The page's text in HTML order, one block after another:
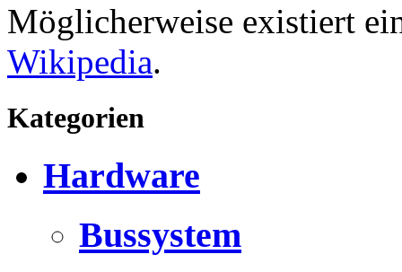
Möglicherweise existiert
Wikipedia.
Kategorien
Hardware
Bussystem